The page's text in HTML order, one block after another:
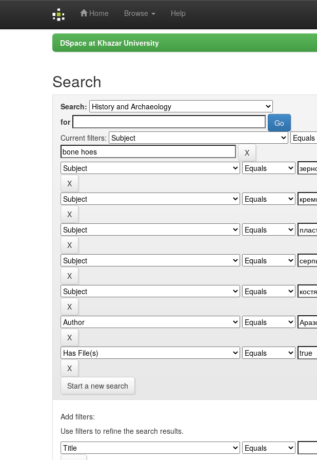
Home Browse Help
DSpace at Khazar University
Search
Search:
for
Current filters:
Start a new search
Add filters:
Use filters to refine the search results.